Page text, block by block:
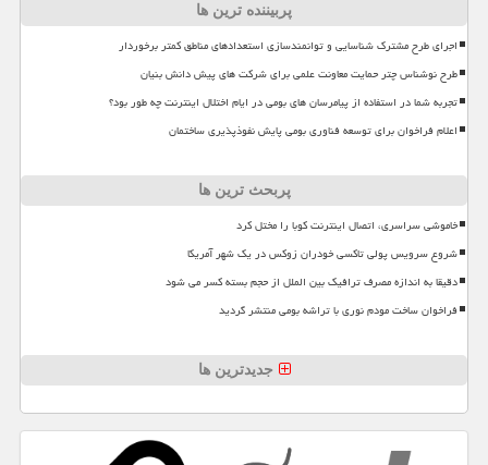
پربیننده ترین ها
اجرای طرح مشترک شناسایی و توانمندسازی استعدادهای مناطق کمتر برخوردار
طرح نوشناس چتر حمایت معاونت علمی برای شرکت های پیش دانش بنیان
تجربه شما در استفاده از پیامرسان های بومی در ایام اختلال اینترنت چه طور بود؟
اعلام فراخوان برای توسعه فناوری بومی پایش نفوذپذیری ساختمان
پربحث ترین ها
خاموشی سراسری، اتصال اینترنت کوبا را مختل کرد
شروع سرویس پولی تاکسی خودران زوکس در یک شهر آمریکا
دقیقا به اندازه مصرف ترافیک بین الملل از حجم بسته کسر می شود
فراخوان ساخت مودم نوری با تراشه بومی منتشر گردید
جدیدترین ها